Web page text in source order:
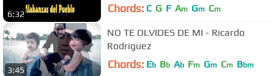
6:32 Chords: C G F Am Gm Cm
3:45
NO TE OLVIDES DE MI - Ricardo
Rodriguez
Chords: Eb Bb Ab Fm Gm Cm Bbm